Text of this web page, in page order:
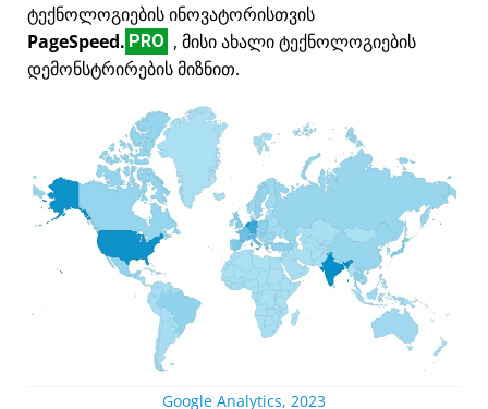
ტექნოლოგიების ინოვატორისთვის
PageSpeed. PRO , მისი ახალი ტექნოლოგიების
დემონსტრირების მიზნით.
Google Analytics, 2023